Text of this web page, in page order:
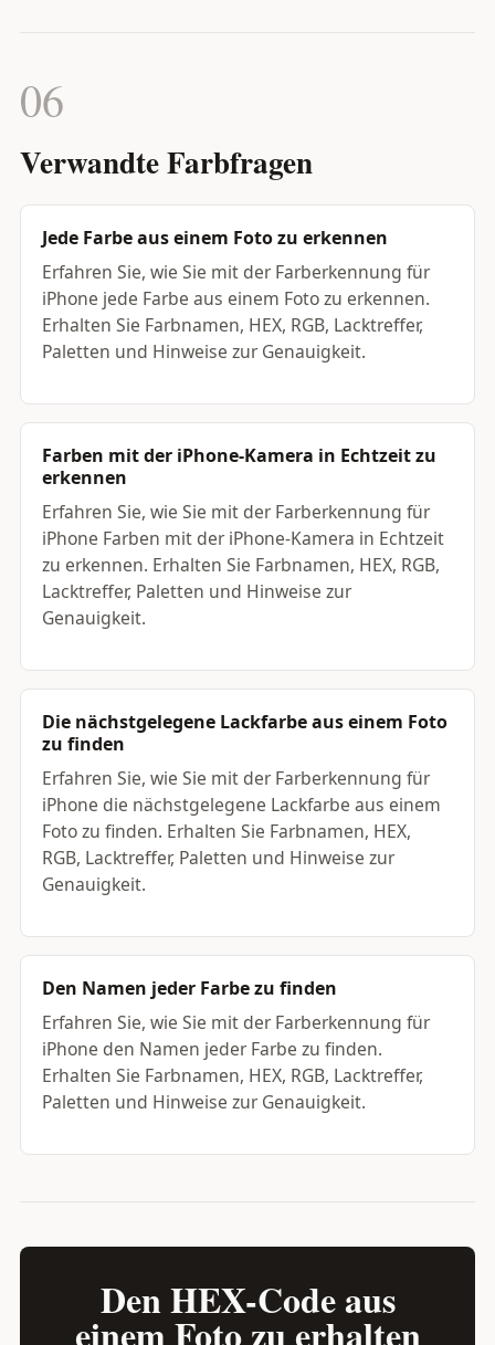
06
Verwandte Farbfragen
Jede Farbe aus einem Foto zu erkennen
Erfahren Sie, wie Sie mit der Farberkennung für
iPhone jede Farbe aus einem Foto zu erkennen.
Erhalten Sie Farbnamen, HEX, RGB, Lacktreffer,
Paletten und Hinweise zur Genauigkeit.
Farben mit der iPhone-Kamera in Echtzeit zu
erkennen
Erfahren Sie, wie Sie mit der Farberkennung für
iPhone Farben mit der iPhone-Kamera in Echtzeit
zu erkennen. Erhalten Sie Farbnamen, HEX, RGB,
Lacktreffer, Paletten und Hinweise zur
Genauigkeit.
Die nächstgelegene Lackfarbe aus einem Foto
zu finden
Erfahren Sie, wie Sie mit der Farberkennung für
iPhone die nächstgelegene Lackfarbe aus einem
Foto zu finden. Erhalten Sie Farbnamen, HEX,
RGB, Lacktreffer, Paletten und Hinweise zur
Genauigkeit.
Den Namen jeder Farbe zu finden
Erfahren Sie, wie Sie mit der Farberkennung für
iPhone den Namen jeder Farbe zu finden.
Erhalten Sie Farbnamen, HEX, RGB, Lacktreffer,
Paletten und Hinweise zur Genauigkeit.
Den HEX-Code aus
einem Foto zu erhalten